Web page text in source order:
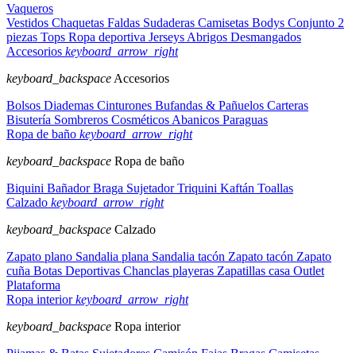
Vaqueros
Vestidos Chaquetas Faldas Sudaderas Camisetas Bodys Conjunto 2
piezas Tops Ropa deportiva Jerseys Abrigos Desmangados
Accesorios keyboard_arrow_right
keyboard_backspace Accesorios
Bolsos Diademas Cinturones Bufandas & Pañuelos Carteras
Bisutería Sombreros Cosméticos Abanicos Paraguas
Ropa de baño keyboard_arrow_right
keyboard_backspace Ropa de baño
Biquini BañadorBraga SujetadorTriquini Kaftán Toallas
Calzado keyboard_arrow_right
keyboard_backspace Calzado
Zapato plano Sandalia plana Sandalia tacón Zapato tacón Zapato
cuña Botas Deportivas Chanclas playeras Zapatillas casa Outlet
Plataforma
Ropa interiorkeyboard_arrow_right
keyboard_backspace Ropa interior